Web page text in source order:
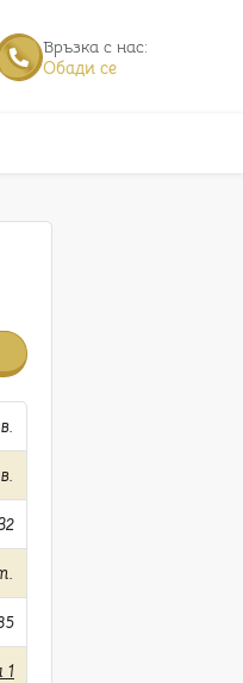
Връзка с нас:
Обади се
1